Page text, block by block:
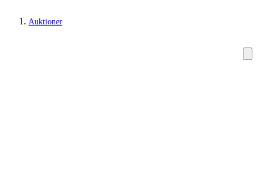
Auktioner